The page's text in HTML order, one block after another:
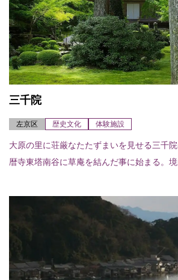
三千院
左京区 歴史文化 体験施設
大原の里に荘厳なたたずまいを見せる三千
暦寺東塔南谷に草庵を結んだ事に始まる。
往生極楽院が建つ。あ...